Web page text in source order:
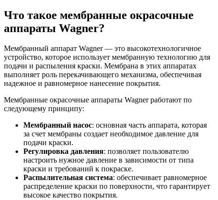
Что такое мембранные окрасочные
аппараты Wagner?
Мембранный аппарат Wagner — это высокотехнологичное
устройство, которое использует мембранную технологию для
подачи и распыления краски. Мембрана в этих аппаратах
выполняет роль перекачивающего механизма, обеспечивая
надежное и равномерное нанесение покрытия.
Мембранные окрасочные аппараты Wagner работают по
следующему принципу:
Мембранный насос: основная часть аппарата, которая
за счет мембраны создает необходимое давление для
подачи краски.
Регулировка давления: позволяет пользователю
настроить нужное давление в зависимости от типа
краски и требований к покраске.
Распылительная система: обеспечивает равномерное
распределение краски по поверхности, что гарантирует
высокое качество покрытия.